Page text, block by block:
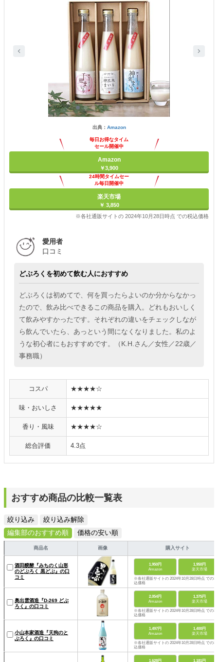
出典： Amazon
毎日お得なタイム
セール開催中
Amazon
￥3,900
24時間タイムセー
ル毎日開催中
楽天市場
￥ 3,850
※各社通販サイトの 2024年10月28日時点 での税込価格
愛用者
口コミ
どぶろくを初めて飲む人におすすめ
どぶろくは初めてで、何を買ったらよいのか分からなかっ
たので、飲み比べできるこの商品を購入。どれもおいしく
て飲みやすかったです。それぞれの違いをチェックしなが
ら飲んでいたら、あっという間になくなりました。私のよ
うな初心者にもおすすめです。（K.H.さん／女性／22歳／
事務職）
コスパ ★★★★☆
味・おいしさ ★★★★★
香り・風味 ★★★★☆
総合評価 4.3点
おすすめ商品の比較一覧表
絞り込み
絞り込み解除
編集部のおすすめ順
価格の安い順
商品名 画像 購入サイト
酒田醗酵『みちのく山形
のどぶろく 黒どぶ』の口
コミ
1,950円
Amazon
1,950円
楽天市場
※各社通販サイトの 2024年10月28日時点 での税
込価格
奥出雲酒造『D-269 どぶ
ろく』の口コミ
2,054円
Amazon
1,375円
楽天市場
※各社通販サイトの 2024年10月28日時点 での税
込価格
小山本家酒造『天狗のと
ぶろく』の口コミ
1,497円
Amazon
1,400円
楽天市場
※各社通販サイトの 2024年10月28日時点 での税
込価格
1,628円 1,181円